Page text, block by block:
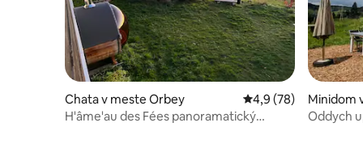
Chata v meste Orbey Priemerné
4,9 (78)
H'âme'au des Fées panoramatický
Minidom
usen
Oddych